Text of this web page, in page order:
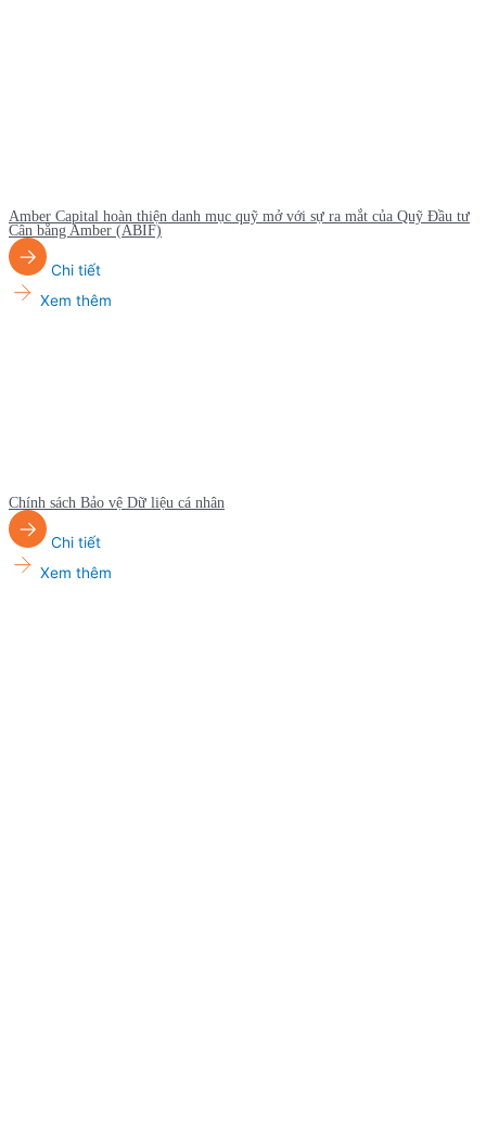
Amber Capital hoàn thiện danh mục quỹ mở với sự ra mắt của Quỹ Đầu tư
Cân bằng Amber (ABIF)
Chi tiết
Xem thêm
Chính sách Bảo vệ Dữ liệu cá nhân
Chi tiết
Xem thêm